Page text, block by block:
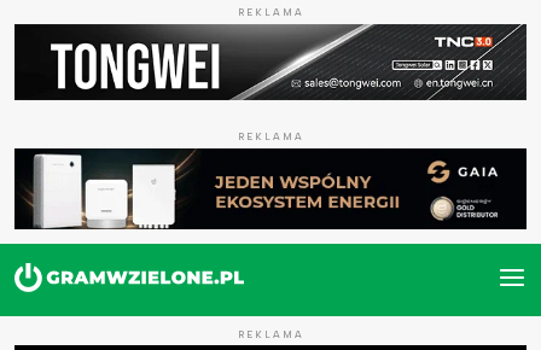
REKLAMA
REKLAMA
REKLAMA